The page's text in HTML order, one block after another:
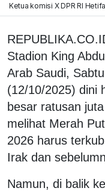
Ketua komisi X DPR RI
Stadion King
Arab Saudi,
(12/10/2025) dini
besar ratusan
melihat Merah
2026 harus
Irak dan
Namun, di balik